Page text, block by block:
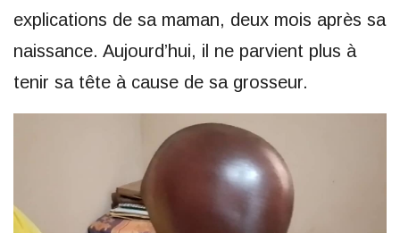
explications de sa maman, deux mois après sa
naissance. Aujourd’hui, il ne parvient plus à
tenir sa tête à cause de sa grosseur.